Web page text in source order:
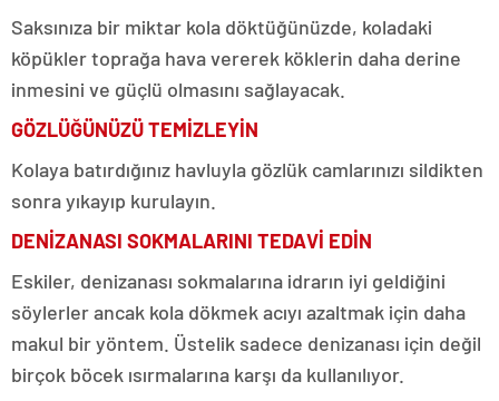
Saksınıza bir miktar kola döktüğünüzde, koladaki
köpükler toprağa hava vererek köklerin daha derine
inmesini ve güçlü olmasını sağlayacak.
GÖZLÜĞÜNÜZÜ TEMİZLEYİN
Kolaya batırdığınız havluyla gözlük camlarınızı sildikten
sonra yıkayıp kurulayın.
DENİZANASI SOKMALARINI TEDAVİ EDİN
Eskiler, denizanası sokmalarına idrarın iyi geldiğini
söylerler ancak kola dökmek acıyı azaltmak için daha
makul bir yöntem. Üstelik sadece denizanası için değil
birçok böcek ısırmalarına karşı da kullanılıyor.